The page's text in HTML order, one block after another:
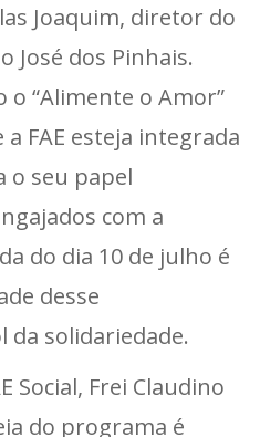
Joaquim, diretor do
José dos Pinhais.
o “Alimente o Amor”
FAE esteja integrada
o seu papel
com a
do dia 10 de julho é
desse
solidariedade.
Social, Frei Claudino
do programa é